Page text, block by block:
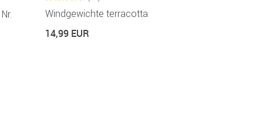
Windgewichte terracotta
14,99 EUR